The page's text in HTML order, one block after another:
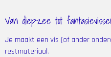
Van diepzee tot
Je maakt een vis (of ander
restmateriaal.